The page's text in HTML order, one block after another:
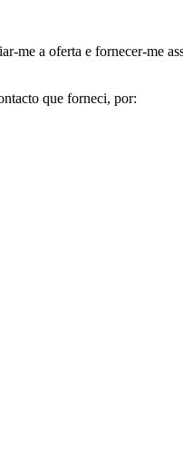
me a oferta e fornecer-me
que forneci, por: